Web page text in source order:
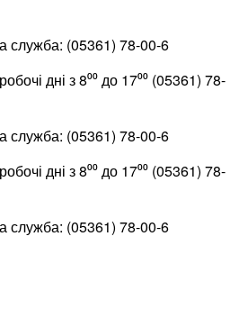
служба: (05361) 78-00-6
дні з 8⁰⁰ до 17⁰⁰ (05361) 78-
служба: (05361) 78-00-6
дні з 8⁰⁰ до 17⁰⁰ (05361) 78-
служба: (05361) 78-00-6